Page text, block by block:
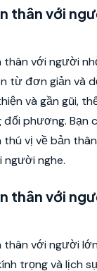
thân với
thân với người
từ đơn giản và
và gần gũi,
phương. Bạn
thú vị về bản
người nghe.
thân với
thân với người
trọng và lịch